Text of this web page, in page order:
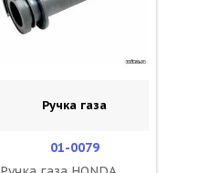
Ручка газа
01-0079